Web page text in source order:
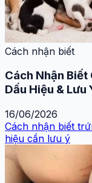
Cách nhận biết
Cách Nhận
Dấu Hiệu & Lưu
16/06/2026
Cách nhận biết
hiệu cần lưu ý